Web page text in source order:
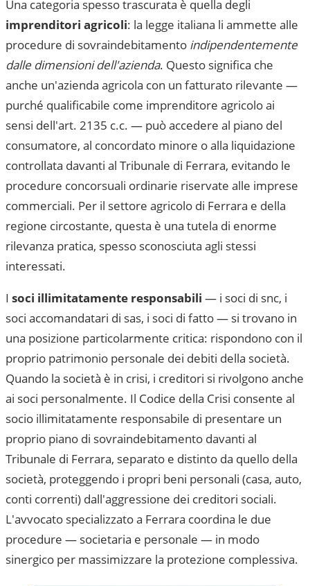
Una categoria spesso trascurata è quella degli
imprenditori agricoli: la legge italiana li ammette alle
procedure di sovraindebitamento indipendentemente
dalle dimensioni dell'azienda. Questo significa che
anche un'azienda agricola con un fatturato rilevante —
purché qualificabile come imprenditore agricolo ai
sensi dell'art. 2135 c.c. — può accedere al piano del
consumatore, al concordato minore o alla liquidazione
controllata davanti al Tribunale di Ferrara, evitando le
procedure concorsuali ordinarie riservate alle imprese
commerciali. Per il settore agricolo di Ferrara e della
regione circostante, questa è una tutela di enorme
rilevanza pratica, spesso sconosciuta agli stessi
interessati.
I soci illimitatamente responsabili — i soci di snc, i
soci accomandatari di sas, i soci di fatto — si trovano in
una posizione particolarmente critica: rispondono con il
proprio patrimonio personale dei debiti della società.
Quando la società è in crisi, i creditori si rivolgono anche
ai soci personalmente. Il Codice della Crisi consente al
socio illimitatamente responsabile di presentare un
proprio piano di sovraindebitamento davanti al
Tribunale di Ferrara, separato e distinto da quello della
società, proteggendo i propri beni personali (casa, auto,
conti correnti) dall'aggressione dei creditori sociali.
L'avvocato specializzato a Ferrara coordina le due
procedure — societaria e personale — in modo
sinergico per massimizzare la protezione complessiva.